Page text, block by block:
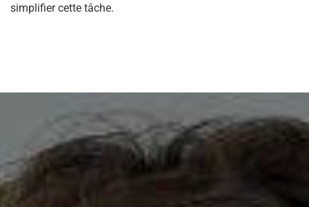
simplifier cette tâche.